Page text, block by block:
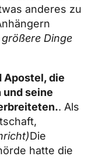
anderes zu
Dinge
Apostel, die
seine
. Als
Die
hatte die